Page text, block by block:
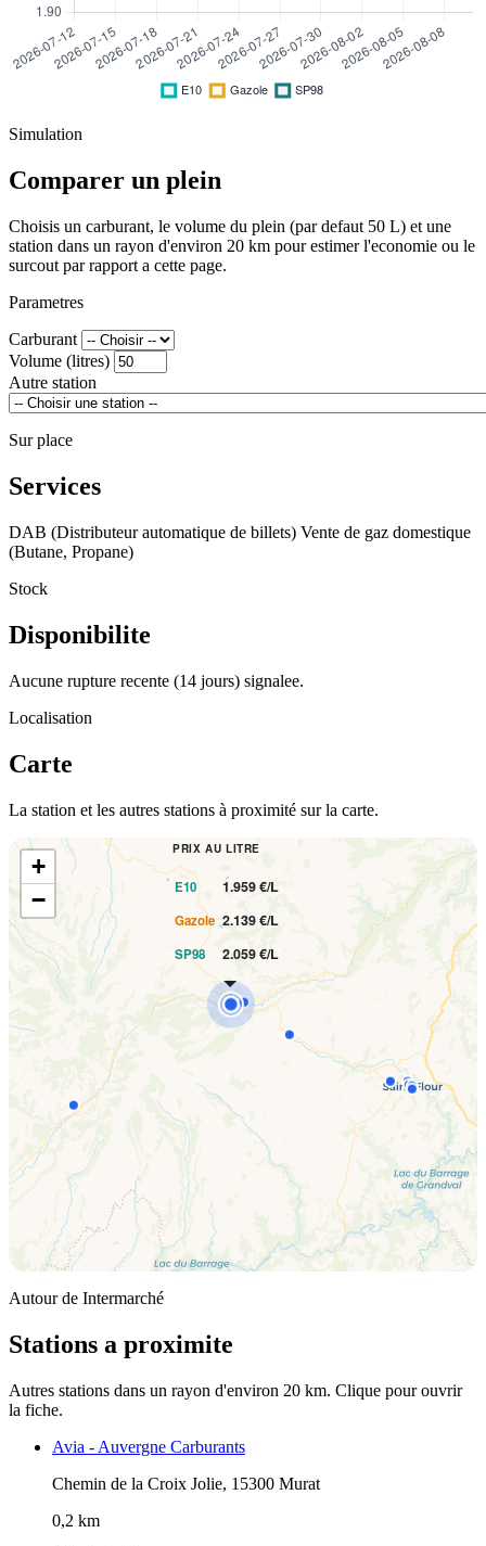
Simulation
Comparer un plein
Choisis un carburant, le volume du plein (par defaut 50 L) et une
station dans un rayon d'environ 20 km pour estimer l'economie ou le
surcout par rapport a cette page.
Parametres
Carburant
Volume (litres)
Autre station
Sur place
Services
DAB (Distributeur automatique de billets) Vente de gaz domestique
(Butane, Propane)
Stock
Disponibilite
Aucune rupture recente (14 jours) signalee.
Localisation
Carte
La station et les autres stations à proximité sur la carte.
PRIX AU LITRE
E10 1.959 €/L
Gazole 2.139 €/L
SP98 2.059 €/L
+
−
Autour de Intermarché
Stations a proximite
Autres stations dans un rayon d'environ 20 km. Clique pour ouvrir
la fiche.
Avia - Auvergne Carburants
Chemin de la Croix Jolie, 15300 Murat
0,2 km